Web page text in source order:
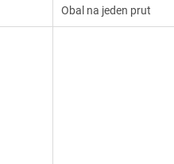
Obal na jeden prut